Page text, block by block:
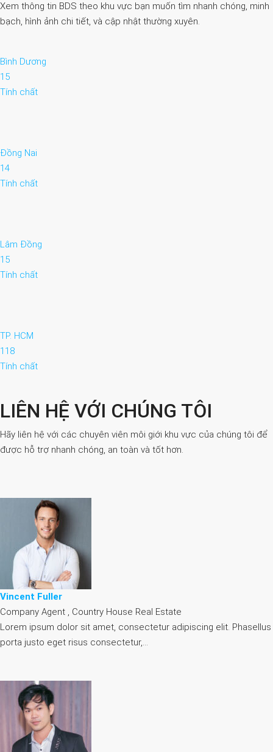
Xem thông tin BDS theo khu vực bạn muốn tìm nhanh chóng, minh
bạch, hình ảnh chi tiết, và cập nhật thường xuyên.
Bình Dương
15
Tính chất
Đồng Nai
14
Tính chất
Lâm Đồng
15
Tính chất
TP. HCM
118
Tính chất
LIÊN HỆ VỚI CHÚNG TÔI
Hãy liên hệ với các chuyên viên môi giới khu vực của chúng tôi để
được hỗ trợ nhanh chóng, an toàn và tốt hơn.
Vincent Fuller
Company Agent , Country House Real Estate
Lorem ipsum dolor sit amet, consectetur adipiscing elit. Phasellus
porta justo eget risus consectetur,…